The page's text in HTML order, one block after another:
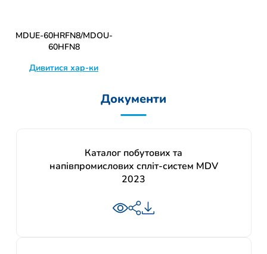
MDUE-60HRFN8/MDOU-
60HFN8
Дивитися хар-ки
Документи
Каталог побутових та
напівпромислових спліт-систем MDV
2023